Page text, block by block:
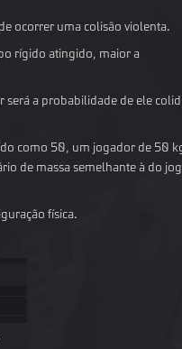
ocorrer uma colisão violenta.
rígido atingido, maior a
a probabilidade de ele
como 50, um jogador de 50
de massa semelhante à do
física.